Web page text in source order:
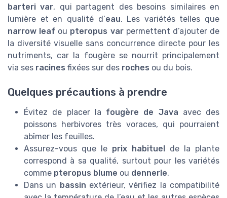
barteri var, qui partagent des besoins similaires en
lumière et en qualité d’eau. Les variétés telles que
narrow leaf ou pteropus varpermettent d’ajouter de
la diversité visuelle sans concurrence directe pour les
nutriments, car la fougère se nourrit principalement
via ses racines fixées sur des roches ou du bois.
Quelques précautions à prendre
Évitez de placer la fougère de Java avec des
poissons herbivores très voraces, qui pourraient
abîmer les feuilles.
Assurez-vous que le prix habituel
de la plante
correspond à sa qualité, surtout pour les variétés
comme pteropus blume ou dennerle.
Dans un bassin extérieur, vérifiez la compatibilité